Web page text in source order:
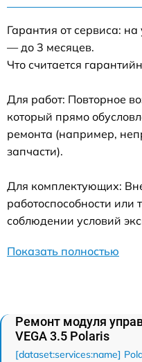
Гарантия от сервиса:
— до 3 месяцев.
Что считается
Для работ: Повторное
который прямо
ремонта (например,
запчасти).
Для комплектующих:
работоспособности
соблюдении условий
Показать полностью
Ремонт модуля
VEGA 3.5 Polaris
[dataset:services:name]